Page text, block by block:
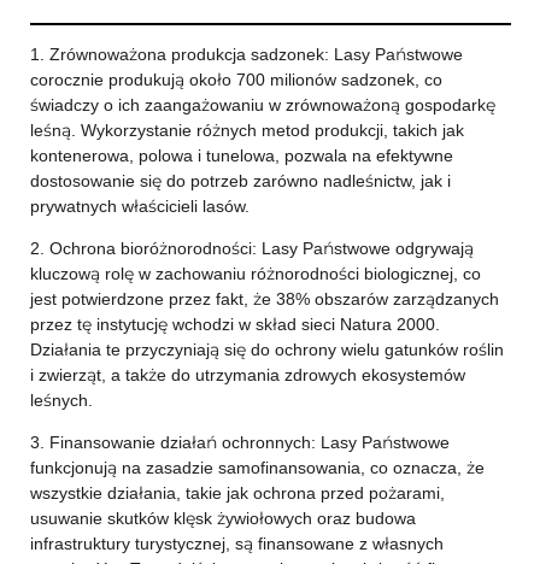
1. Zrównoważona produkcja sadzonek: Lasy Państwowe
corocznie produkują około 700 milionów sadzonek, co
świadczy o ich zaangażowaniu w zrównoważoną gospodarkę
leśną. Wykorzystanie różnych metod produkcji, takich jak
kontenerowa, polowa i tunelowa, pozwala na efektywne
dostosowanie się do potrzeb zarówno nadleśnictw, jak i
prywatnych właścicieli lasów.
2. Ochrona bioróżnorodności: Lasy Państwowe odgrywają
kluczową rolę w zachowaniu różnorodności biologicznej, co
jest potwierdzone przez fakt, że 38% obszarów zarządzanych
przez tę instytucję wchodzi w skład sieci Natura 2000.
Działania te przyczyniają się do ochrony wielu gatunków roślin
i zwierząt, a także do utrzymania zdrowych ekosystemów
leśnych.
3. Finansowanie działań ochronnych: Lasy Państwowe
funkcjonują na zasadzie samofinansowania, co oznacza, że
wszystkie działania, takie jak ochrona przed pożarami,
usuwanie skutków klęsk żywiołowych oraz budowa
infrastruktury turystycznej, są finansowane z własnych